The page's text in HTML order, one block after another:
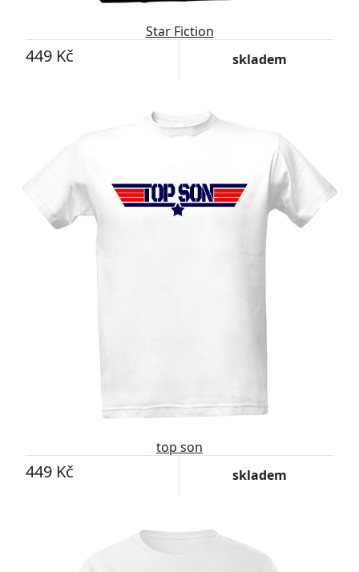
Star Fiction
449 Kč skladem
top son
449 Kč skladem